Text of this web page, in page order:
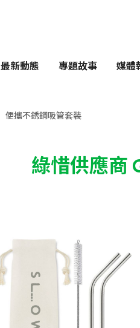
最新動態 專題故事 媒體
便攜不銹鋼吸管套裝
綠惜供應商